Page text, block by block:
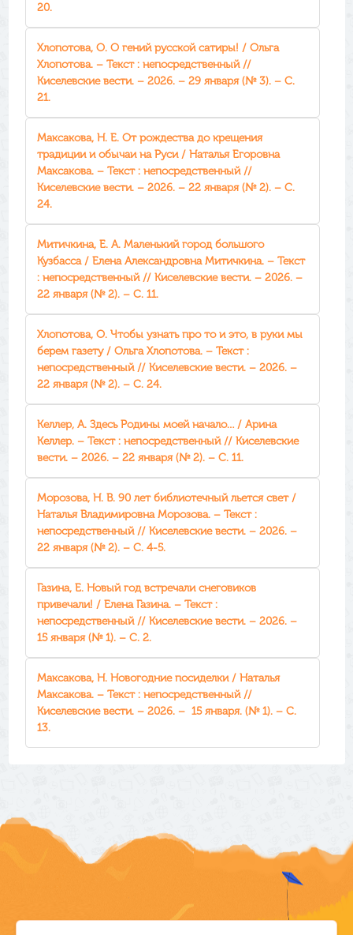
20.
Хлопотова, О. О гений русской сатиры! / Ольга
Хлопотова. – Текст : непосредственный //
Киселевские вести. – 2026. – 29 января (№ 3). – С.
21.
Максакова, Н. Е. От рождества до крещения
традиции и обычаи на Руси / Наталья Егоровна
Максакова. – Текст : непосредственный //
Киселевские вести. – 2026. – 22 января (№ 2). – С.
24.
Митичкина, Е. А. Маленький город большого
Кузбасса / Елена Александровна Митичкина. – Текст
: непосредственный // Киселевские вести. – 2026. –
22 января (№ 2). – С. 11.
Хлопотова, О. Чтобы узнать про то и это, в руки мы
берем газету / Ольга Хлопотова. – Текст :
непосредственный // Киселевские вести. – 2026. –
22 января (№ 2). – С. 24.
Келлер, А. Здесь Родины моей начало… / Арина
Келлер. – Текст : непосредственный // Киселевские
вести. – 2026. – 22 января (№ 2). – С. 11.
Морозова, Н. В. 90 лет библиотечный льется свет /
Наталья Владимировна Морозова. – Текст :
непосредственный // Киселевские вести. – 2026. –
22 января (№ 2). – С. 4-5.
Газина, Е. Новый год встречали снеговиков
привечали! / Елена Газина. – Текст :
непосредственный // Киселевские вести. – 2026. –
15 января (№ 1). – С. 2.
Максакова, Н. Новогодние посиделки / Наталья
Максакова. – Текст : непосредственный //
Киселевские вести. – 2026. – 15 января. (№ 1). – С.
13.